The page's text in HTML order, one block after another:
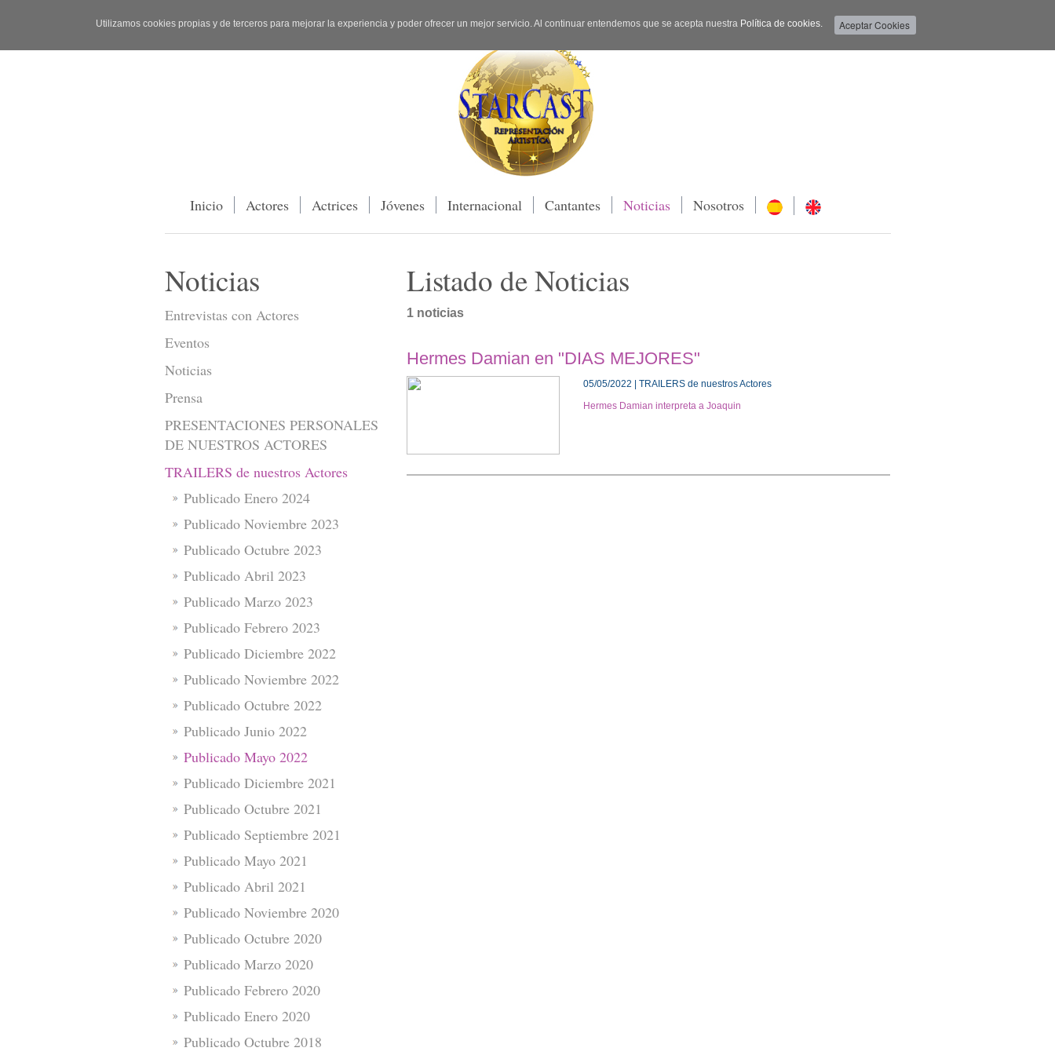
Utilizamos cookies propias y de terceros para mejorar la experiencia y poder ofrecer un mejor servicio. Al continuar entendemos que se acepta nuestra Política de cookies.
Inicio Actores Actrices Jóvenes Internacional Cantantes Noticias Nosotros
Listado de Noticias
1 noticias
Hermes Damian en "DIAS MEJORES"
05/05/2022 | TRAILERS de nuestros Actores
Hermes Damian interpreta a Joaquin
Noticias
Entrevistas con Actores
Eventos
Noticias
Prensa
PRESENTACIONES PERSONALES
DE NUESTROS ACTORES
TRAILERS de nuestros Actores
Publicado Enero 2024
Publicado Noviembre 2023
Publicado Octubre 2023
Publicado Abril 2023
Publicado Marzo 2023
Publicado Febrero 2023
Publicado Diciembre 2022
Publicado Noviembre 2022
Publicado Octubre 2022
Publicado Junio 2022
Publicado Mayo 2022
Publicado Diciembre 2021
Publicado Octubre 2021
Publicado Septiembre 2021
Publicado Mayo 2021
Publicado Abril 2021
Publicado Noviembre 2020
Publicado Octubre 2020
Publicado Marzo 2020
Publicado Febrero 2020
Publicado Enero 2020
Publicado Octubre 2018